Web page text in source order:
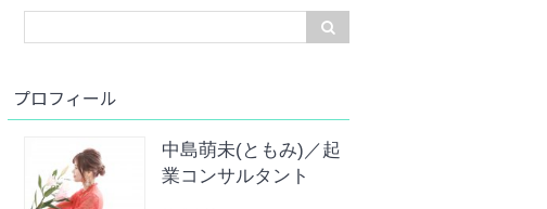
プロフィール
中島萌未(ともみ)／起
業コンサルタント